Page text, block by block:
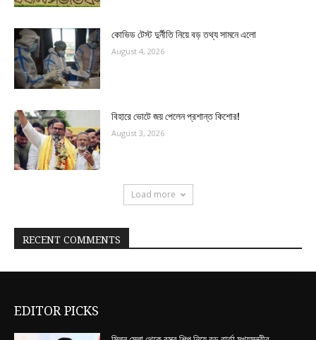
কোভিড টেস্ট দুর্নীতি নিয়ে বড় তথ্য সামনে এলো
August 4, 2026
বিহারে ভোটে জয় পেলেন প্রশান্ত কিশোর!
August 3, 2026
Load more
RECENT COMMENTS
EDITOR PICKS